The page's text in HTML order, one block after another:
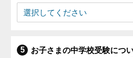
お子さまの中学校受験につ